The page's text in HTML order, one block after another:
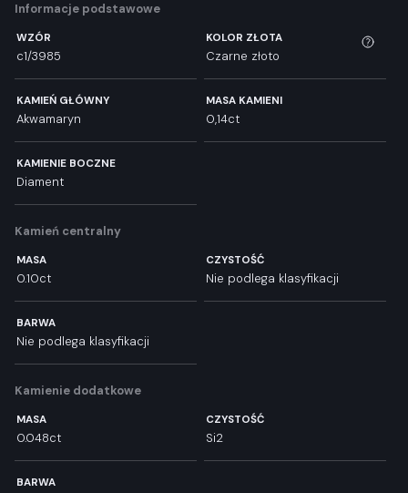
Informacje podstawowe
WZÓR
c1/3985
KOLOR ZŁOTA
Czarne złoto
KAMIEŃ GŁÓWNY
Akwamaryn
MASA KAMIENI
0,14ct
KAMIENIE BOCZNE
Diament
Kamień centralny
MASA
0.10ct
CZYSTOŚĆ
Nie podlega klasyfikacji
BARWA
Nie podlega klasyfikacji
Kamienie dodatkowe
MASA
0.048ct
CZYSTOŚĆ
Si2
BARWA